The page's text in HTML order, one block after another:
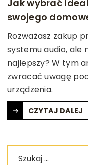
Jak wybrać
swojego
Rozważasz zakup
systemu audio, ale
najlepszy? W tym
zwracać uwagę
urządzenia.
CZYTAJ DALEJ